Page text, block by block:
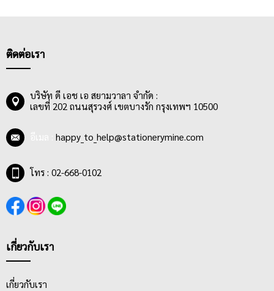
ติดต่อเรา
บริษัท ดี เอช เอ สยามวาลา จำกัด :
เลขที่ 202 ถนนสุรวงศ์ เขตบางรัก กรุงเทพฯ 10500
happy_to_help@stationerymine.com
โทร : 02-668-0102
เกี่ยวกับเรา
เกี่ยวกับเรา